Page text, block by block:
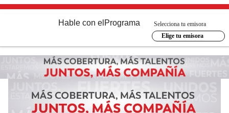
Hable con el Programa
Selecciona tu emisora
Elige tu emisora